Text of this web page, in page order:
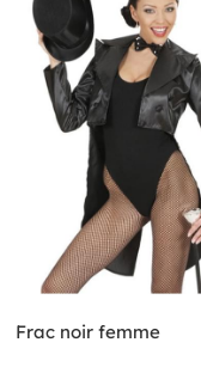
Frac noir femme